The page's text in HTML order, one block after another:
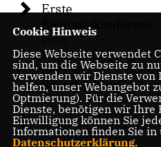
Erste
Regionalkonferenz
zum
der CDU
Brandenburg
Aus
Brandenburg -
Cookie Hinweis
Diese Webseite verwendet
sind, um die Webseite zu
verwenden wir Dienste
helfen, unser Webangebot
Optmierung). Für die
Dienste, benötigen wir Ihre
Einwilligung können Sie
Informationen finden Sie in
Datenschutzerklärung.